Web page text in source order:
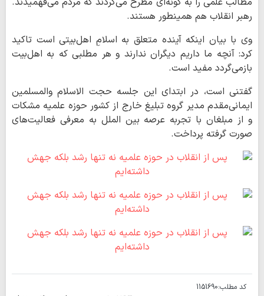
رهبر انقلاب هم همینطور هستند.
وی با بیان اینکه آینده متعلق به اسلامِ اهل‌بیتی است تاکید
کرد: آنچه ما داریم دیگران ندارند و هر مطلبی که به اهل‌بیت
بازمی‌گردد مفید است.
گفتنی است، در ابتدای این جلسه حجت الاسلام والمسلمین
ایمانی‌مقدم مدیر گروه تبلیغ خارج از کشور حوزه علمیه مشکات
و از مبلغان با تجربه عرصه بین الملل به معرفی فعالیت‌های
صورت گرفته پرداخت.
کد مطلب:1151690